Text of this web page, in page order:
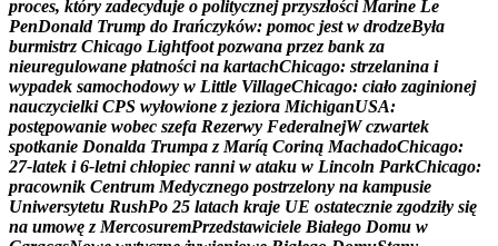
proces, który zadecyduje o politycznej przyszłości Marine Le
PenDonald Trump do Irańczyków: pomoc jest w drodzeByła
burmistrz Chicago Lightfoot pozwana przez bank za
nieuregulowane płatności na kartachChicago: strzelanina i
wypadek samochodowy w Little VillageChicago: ciało zaginionej
nauczycielki CPS wyłowione z jeziora MichiganUSA:
postępowanie wobec szefa Rezerwy FederalnejW czwartek
spotkanie Donalda Trumpa z Maríą Coriną MachadoChicago:
27-latek i 6-letni chłopiec ranni w ataku w Lincoln ParkChicago:
pracownik Centrum Medycznego postrzelony na kampusie
Uniwersytetu RushPo 25 latach kraje UE ostatecznie zgodziły się
na umowę z MercosuremPrzedstawiciele Białego Domu w